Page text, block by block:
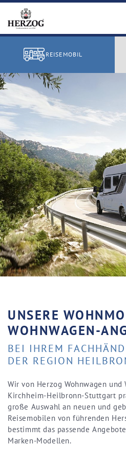
REISEMOBIL
UNSERE
WOHNWAGEN-
BEI IHREM
DER REGION
Wir von Herzog Wohnwagen und
Kirchheim-Heilbronn-Stuttgart
große Auswahl an neuen und
Reisemobilen von führenden
bestimmt das passende
Marken-Modellen.